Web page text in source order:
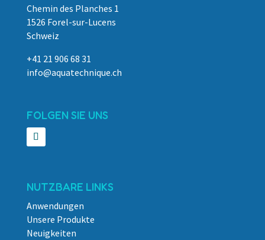
Chemin des Planches 1
1526 Forel-sur-Lucens
Schweiz
+41 21 906 68 31
info@aquatechnique.ch
FOLGEN SIE UNS
NUTZBARE LINKS
Anwendungen
Unsere Produkte
Neuigkeiten